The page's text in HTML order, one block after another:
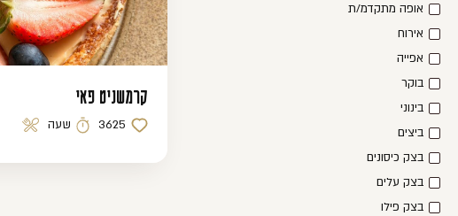
אופה מתקדמ/ת
אירוח
אפייה
בוקר
בינוני
ביצים
בצק כיסונים
בצק עלים
בצק פילו
קרמשניט פאי
כמות לייקים
3625 זמן הכנה
שעה רמת קושי